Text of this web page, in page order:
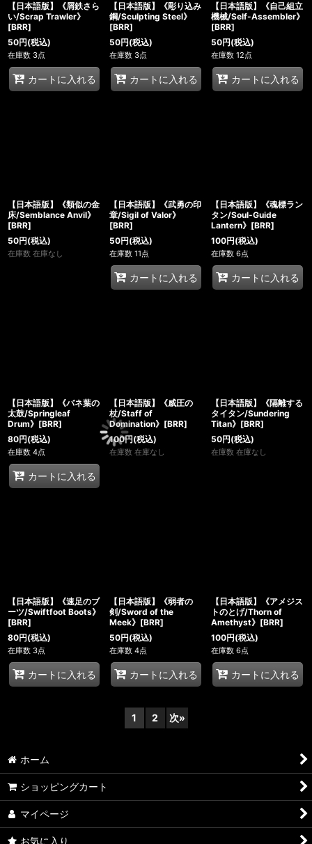
【日本語版】《屑鉄さら
い/Scrap Trawler》
[BRR]
50円(税込)
在庫数 3点
カートに入れる
【日本語版】《彫り込み
鋼/Sculpting Steel》
[BRR]
50円(税込)
在庫数 3点
カートに入れる
【日本語版】《自己組立
機械/Self-Assembler》
[BRR]
50円(税込)
在庫数 12点
カートに入れる
【日本語版】《類似の金
床/Semblance Anvil》
[BRR]
50円(税込)
在庫数 在庫なし
【日本語版】《武勇の印
章/Sigil of Valor》
[BRR]
50円(税込)
在庫数 11点
カートに入れる
【日本語版】《魂標ラン
タン/Soul-Guide
Lantern》[BRR]
100円(税込)
在庫数 6点
カートに入れる
【日本語版】《バネ葉の
太鼓/Springleaf
Drum》[BRR]
80円(税込)
在庫数 4点
カートに入れる
【日本語版】《威圧の
杖/Staff of
Domination》[BRR]
100円(税込)
在庫数 在庫なし
【日本語版】《隔離する
タイタン/Sundering
Titan》[BRR]
50円(税込)
在庫数 在庫なし
【日本語版】《速足のブ
ーツ/Swiftfoot Boots》
[BRR]
80円(税込)
在庫数 3点
カートに入れる
【日本語版】《弱者の
剣/Sword of the
Meek》[BRR]
50円(税込)
在庫数 4点
カートに入れる
【日本語版】《アメジス
トのとげ/Thorn of
Amethyst》[BRR]
100円(税込)
在庫数 6点
カートに入れる
1 2 次»
ホーム
ショッピングカート
マイページ
お気に入り